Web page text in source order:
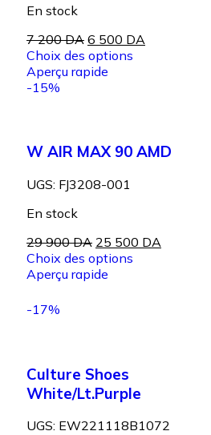
En stock
7 200DA 6 500 DA
Choix des options
Aperçu rapide
-15%
W AIR MAX 90 AMD
UGS: FJ3208-001
En stock
29 900DA 25 500 DA
Choix des options
Aperçu rapide
-17%
Culture Shoes
White/Lt.Purple
UGS: EW221118B1072